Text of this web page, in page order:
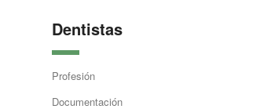
Dentistas
Profesión
Documentación